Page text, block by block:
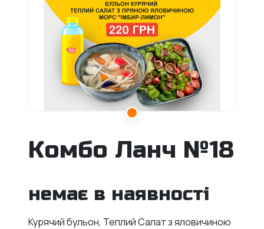
Комбо Ланч №18
немає в наявності
Курячий бульон, Теплий Салат з яловичиною